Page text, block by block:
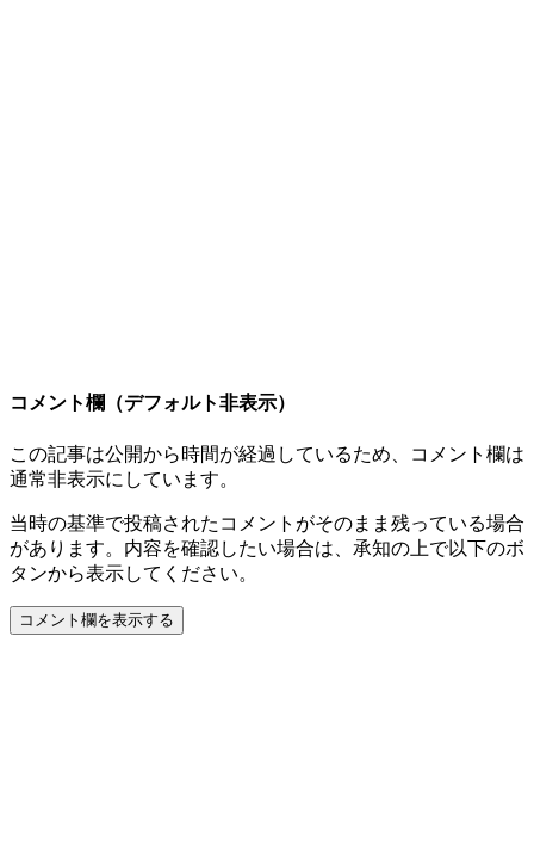
コメント欄（デフォルト非表示）
この記事は公開から時間が経過しているため、コメント欄は
通常非表示にしています。
当時の基準で投稿されたコメントがそのまま残っている場合
があります。内容を確認したい場合は、承知の上で以下のボ
タンから表示してください。
コメント欄を表示する